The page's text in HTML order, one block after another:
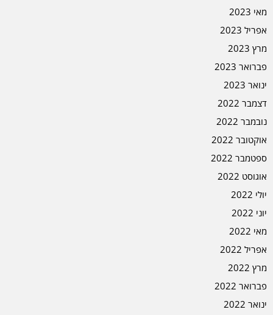
מאי 2023
אפריל 2023
מרץ 2023
פברואר 2023
ינואר 2023
דצמבר 2022
נובמבר 2022
אוקטובר 2022
ספטמבר 2022
אוגוסט 2022
יולי 2022
יוני 2022
מאי 2022
אפריל 2022
מרץ 2022
פברואר 2022
ינואר 2022